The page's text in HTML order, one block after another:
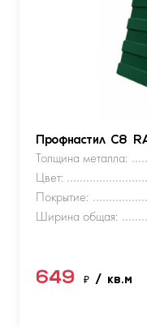
Профнастил С8
Толщина металла:
Цвет:
Покрытие:
Ширина общая:
649 ₽ / кв.м